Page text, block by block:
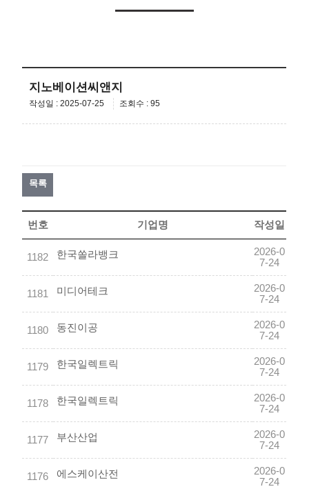
지노베이션씨앤지
작성일 : 2025-07-25 조회수 : 95
목록
번호 기업명 작성일
1182 한국쏠라뱅크
2026-0
7-24
1181 미디어테크
2026-0
7-24
1180 동진이공
2026-0
7-24
1179 한국일렉트릭
2026-0
7-24
1178 한국일렉트릭
2026-0
7-24
1177 부산산업
2026-0
7-24
1176 에스케이산전
2026-0
7-24